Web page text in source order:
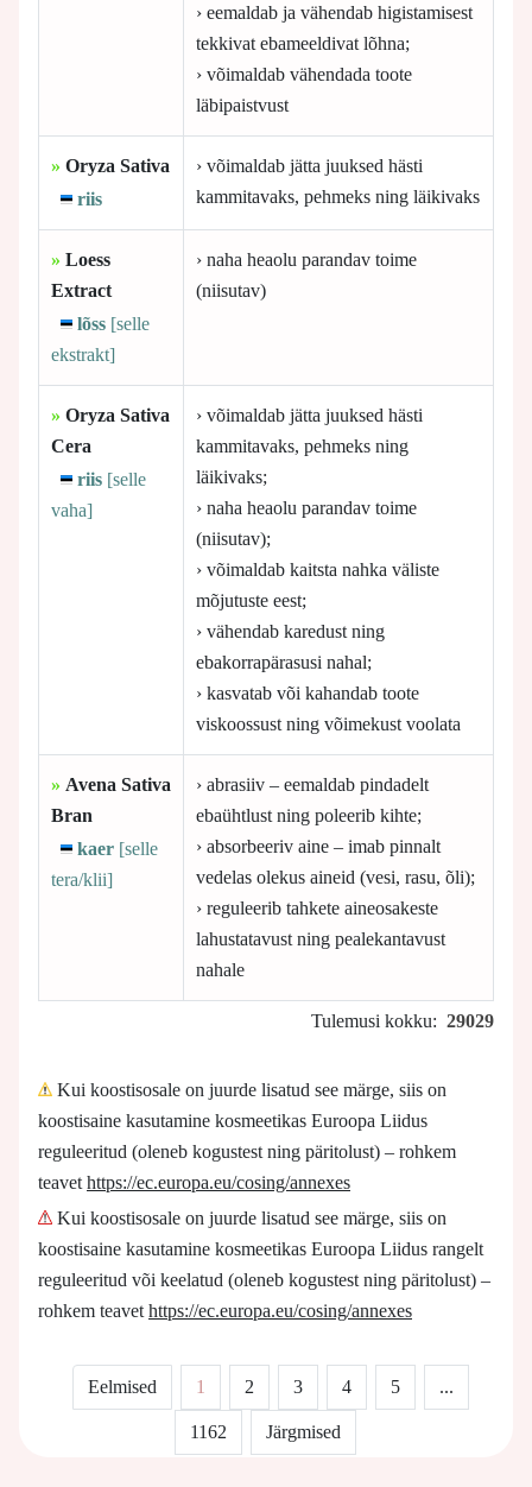
› eemaldab ja vähendab higistamisest
tekkivat ebameeldivat lõhna;
› võimaldab vähendada toote
läbipaistvust
» Oryza Sativa
riis
› võimaldab jätta juuksed hästi
kammitavaks, pehmeks ning läikivaks
» Loess
Extract
lõss [selle
ekstrakt]
› naha heaolu parandav toime
(niisutav)
» Oryza Sativa
Cera
riis [selle
vaha]
› võimaldab jätta juuksed hästi
kammitavaks, pehmeks ning
läikivaks;
› naha heaolu parandav toime
(niisutav);
› võimaldab kaitsta nahka väliste
mõjutuste eest;
› vähendab karedust ning
ebakorrapärasusi nahal;
› kasvatab või kahandab toote
viskoossust ning võimekust voolata
» Avena Sativa
Bran
kaer [selle
tera/klii]
› abrasiiv – eemaldab pindadelt
ebaühtlust ning poleerib kihte;
› absorbeeriv aine – imab pinnalt
vedelas olekus aineid (vesi, rasu, õli);
› reguleerib tahkete aineosakeste
lahustatavust ning pealekantavust
nahale
Tulemusi kokku: 29029
Kui koostisosale on juurde lisatud see märge, siis on
koostisaine kasutamine kosmeetikas Euroopa Liidus
reguleeritud (oleneb kogustest ning päritolust) – rohkem
teavet https://ec.europa.eu/cosing/annexes
Kui koostisosale on juurde lisatud see märge, siis on
koostisaine kasutamine kosmeetikas Euroopa Liidus rangelt
reguleeritud või keelatud (oleneb kogustest ning päritolust) –
rohkem teavet https://ec.europa.eu/cosing/annexes
Eelmised 1 2 3 4 5 ...
1162 Järgmised